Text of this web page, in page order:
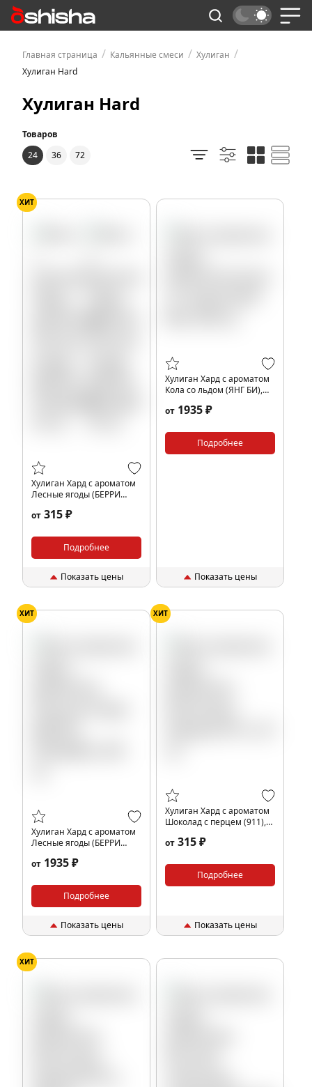
Главная страница / Кальянные смеси / Хулиган /
Хулиган Hard
Хулиган Hard
Товаров
24
36 72
ХИТ
Хулиган Хард с ароматом
Лесные ягоды (БЕРРИ
от 315 ₽
Подробнее
Показать цены
Хулиган Хард с ароматом
Кола со льдом (ЯНГ БИ),
от 1935 ₽
Подробнее
Показать цены
ХИТ
Хулиган Хард с ароматом
Лесные ягоды (БЕРРИ
от 1935 ₽
Подробнее
Показать цены
ХИТ
Хулиган Хард с ароматом
Шоколад с перцем (911),
от 315 ₽
Подробнее
Показать цены
ХИТ